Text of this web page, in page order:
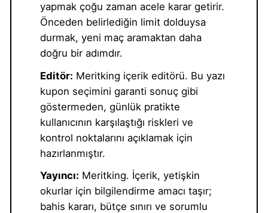
yapmak çoğu zaman acele karar getirir.
Önceden belirlediğin limit dolduysa
durmak, yeni maç aramaktan daha
doğru bir adımdır.
Editör: Meritking içerik editörü. Bu yazı
kupon seçimini garanti sonuç gibi
göstermeden, günlük pratikte
kullanıcının karşılaştığı riskleri ve
kontrol noktalarını açıklamak için
hazırlanmıştır.
Yayıncı: Meritking. İçerik, yetişkin
okurlar için bilgilendirme amacı taşır;
bahis kararı, bütçe sınırı ve sorumlu